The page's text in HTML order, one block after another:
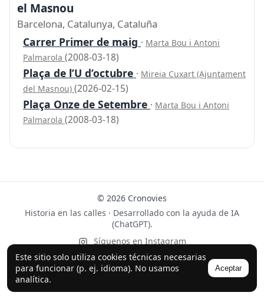
Este sitio solo utiliza cookies técnicas necesarias
para funcionar (p. ej. idioma). No usamos
analítica.
Aceptar
el Masnou
Barcelona, Catalunya, Cataluña
Carrer Primer de maig · Marta Bou i Antoni
Palmarola (2008-03-18)
Plaça de l’U d’octubre · Mireia Cuxart (Ajuntament
del Masnou) (2026-02-15)
Plaça Onze de Setembre · Marta Bou i Antoni
Palmarola (2008-03-18)
© 2026 Cronovies
Historia en las calles · Desarrollado con la ayuda de IA
(ChatGPT).
Síguenos en Instagram